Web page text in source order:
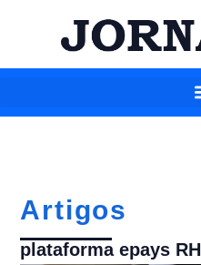
Artigos
plataforma epays RH